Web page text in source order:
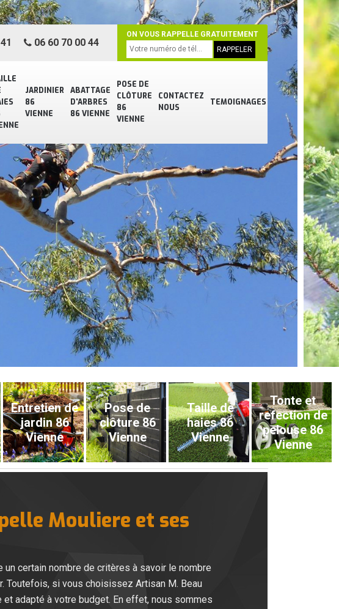
JARDINIER
86
VIENNE
ABATTAGE
D'ARBRES
86 VIENNE
POSE DE
CLÔTURE
86
VIENNE
CONTACTEZ
NOUS
TEMOIGNAGES
06 60 70 00 44
ON VOUS RAPPELLE GRATUITEMENT
Entretien de
jardin 86
Vienne
Pose de
clôture 86
Vienne
Taille de
haies 86
Vienne
Tonte et
refection de
pelouse 86
Vienne
Mouliere et ses
certain nombre de critères à savoir le nombre
Toutefois, si vous choisissez Artisan M. Beau
adapté à votre budget. En effet, nous sommes